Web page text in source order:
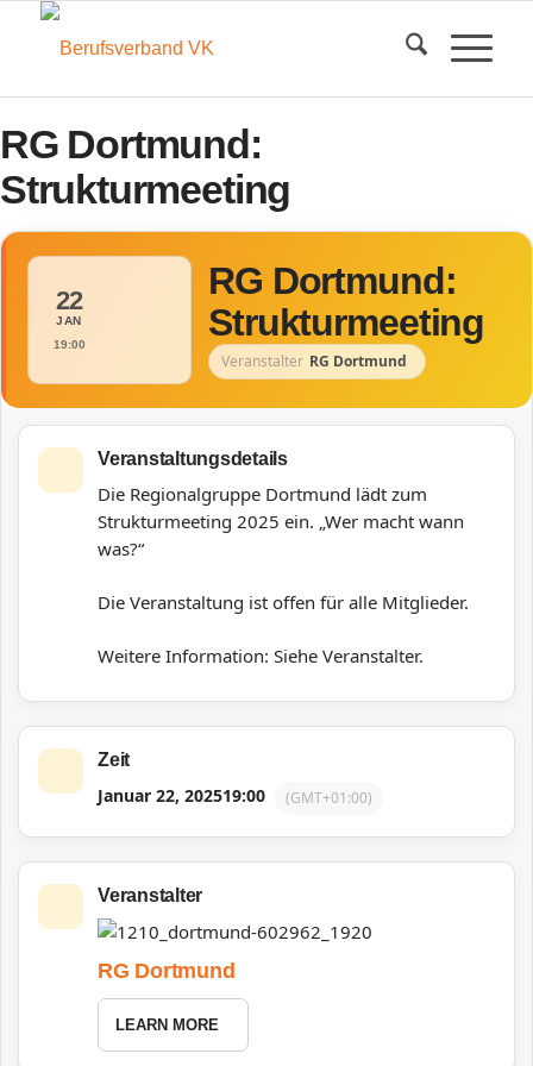
RG Dortmund:
Strukturmeeting
22
JAN
19:00
RG Dortmund:
Strukturmeeting
Veranstalter RG Dortmund
Veranstaltungsdetails
Die Regionalgruppe Dortmund lädt zum
Strukturmeeting 2025 ein. „Wer macht wann
was?“
Die Veranstaltung ist offen für alle Mitglieder.
Weitere Information: Siehe Veranstalter.
Zeit
Januar 22, 202519:00 (GMT+01:00)
Veranstalter
RG Dortmund
LEARN MORE